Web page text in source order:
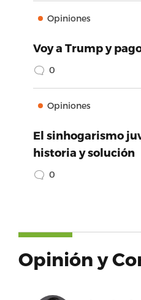
Opiniones
Voy a Trump y
0
Opiniones
El sinhogarismo
historia y solución
0
Opinión y